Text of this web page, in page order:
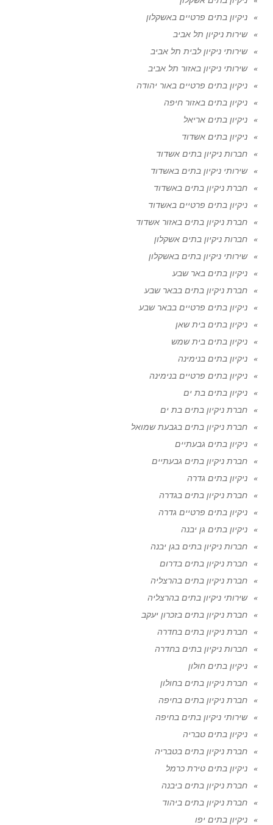
ניקיון בתים פרטיים באשקלון
שירות ניקיון תל אביב
שירותי ניקיון לבית תל אביב
שירותי ניקיון באזור תל אביב
ניקיון בתים פרטיים באור יהודה
ניקיון בתים באזור חיפה
ניקיון בתים אריאל
ניקיון בתים אשדוד
חברות ניקיון בתים אשדוד
שירותי ניקיון בתים באשדוד
חברת ניקיון בתים באשדוד
ניקיון בתים פרטיים באשדוד
חברת ניקיון בתים באזור אשדוד
חברות ניקיון בתים אשקלון
שירותי ניקיון בתים באשקלון
ניקיון בתים באר שבע
חברת ניקיון בתים בבאר שבע
ניקיון בתים פרטיים בבאר שבע
ניקיון בתים בית שאן
ניקיון בתים בית שמש
ניקיון בתים בנימינה
ניקיון בתים פרטיים בנימינה
ניקיון בתים בת ים
חברת ניקיון בתים בת ים
חברת ניקיון בתים בגבעת שמואל
ניקיון בתים גבעתיים
חברת ניקיון בתים גבעתיים
ניקיון בתים גדרה
חברת ניקיון בתים בגדרה
ניקיון בתים פרטיים גדרה
ניקיון בתים גן יבנה
חברות ניקיון בתים בגן יבנה
חברת ניקיון בתים בדרום
חברת ניקיון בתים בהרצליה
שירותי ניקיון בתים בהרצליה
חברת ניקיון בתים בזכרון יעקב
חברת ניקיון בתים בחדרה
חברות ניקיון בתים בחדרה
ניקיון בתים חולון
חברת ניקיון בתים בחולון
חברת ניקיון בתים בחיפה
שירותי ניקיון בתים בחיפה
ניקיון בתים טבריה
חברת ניקיון בתים בטבריה
ניקיון בתים טירת כרמל
חברת ניקיון בתים ביבנה
חברת ניקיון בתים ביהוד
ניקיון בתים יפו